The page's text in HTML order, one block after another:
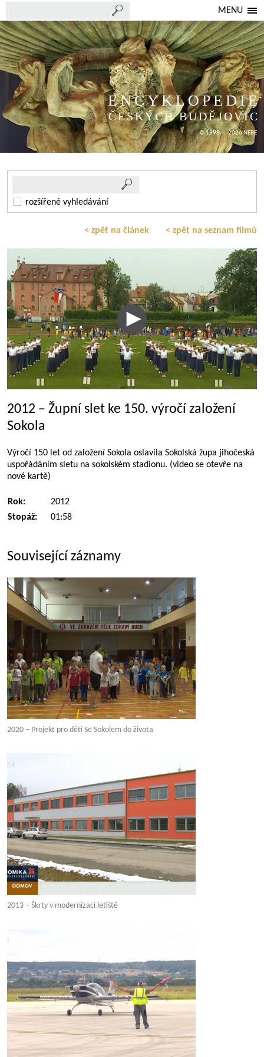
MENU
ENCYKLOPEDIE
ČESKÝCH BUDĚJOVIC
© 1998 — 2026 NEBE
rozšířené vyhledávání
< zpět na článek < zpět na seznam filmů
2012 – Župní slet ke 150. výročí založení
Sokola
Výročí 150 let od založení Sokola oslavila Sokolská župa jihočeská
uspořádáním sletu na sokolském stadionu. (video se otevře na
nové kartě)
Rok:
2012
Stopáž:
01:58
Související záznamy
2020 – Projekt pro děti Se Sokolem do života
2013 – Škrty v modernizaci letiště